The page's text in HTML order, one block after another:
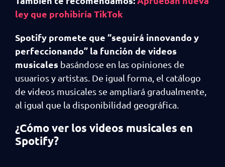
ley que prohibiría TikTok
Spotify promete que “seguirá innovando y
perfeccionando” la función de videos
musicales basándose en las opiniones de
usuarios y artistas. De igual forma, el catálogo
de videos musicales se ampliará gradualmente,
al igual que la disponibilidad geográfica.
¿Cómo ver los videos musicales en
Spotify?